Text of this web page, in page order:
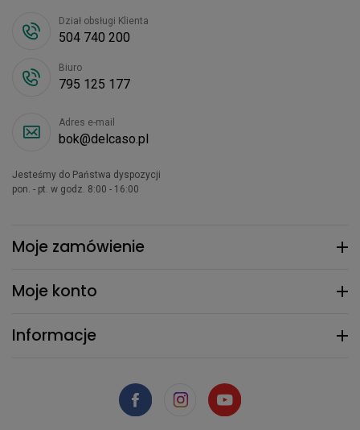
Moje zamówienie
Moje konto
Informacje
Dział obsługi Klienta
504 740 200
Biuro
795 125 177
Adres e-mail
bok@delcaso.pl
Jesteśmy do Państwa dyspozycji
pon. - pt. w godz. 8:00 - 16:00